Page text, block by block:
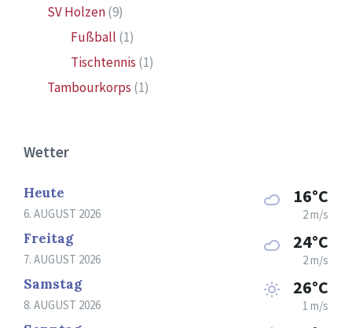
SV Holzen(9)
Fußball (1)
Tischtennis (1)
Tambourkorps (1)
Wetter
Heute
6. AUGUST 2026
16°C
2 m/s
Freitag
7. AUGUST 2026
24°C
2 m/s
Samstag
8. AUGUST 2026
26°C
1 m/s